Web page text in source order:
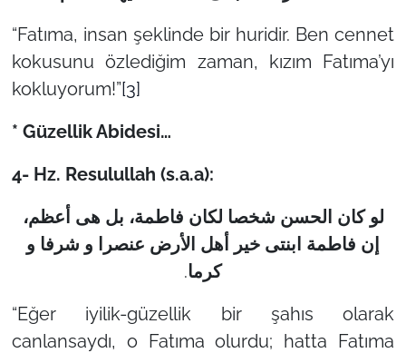
“Fatıma, insan şeklinde bir huridir. Ben cennet
kokusunu özlediğim zaman, kızım Fatıma’yı
kokluyorum!”[3]
* Güzellik Abidesi…
4- Hz. Resulullah (s.a.a):
لو کان الحسن شخصا لکان فاطمة، بل هی أعظم،
إن فاطمة ابنتی خیر أهل الأرض عنصرا و شرفا و
کرما.
“Eğer iyilik-güzellik bir şahıs olarak
canlansaydı, o Fatıma olurdu; hatta Fatıma